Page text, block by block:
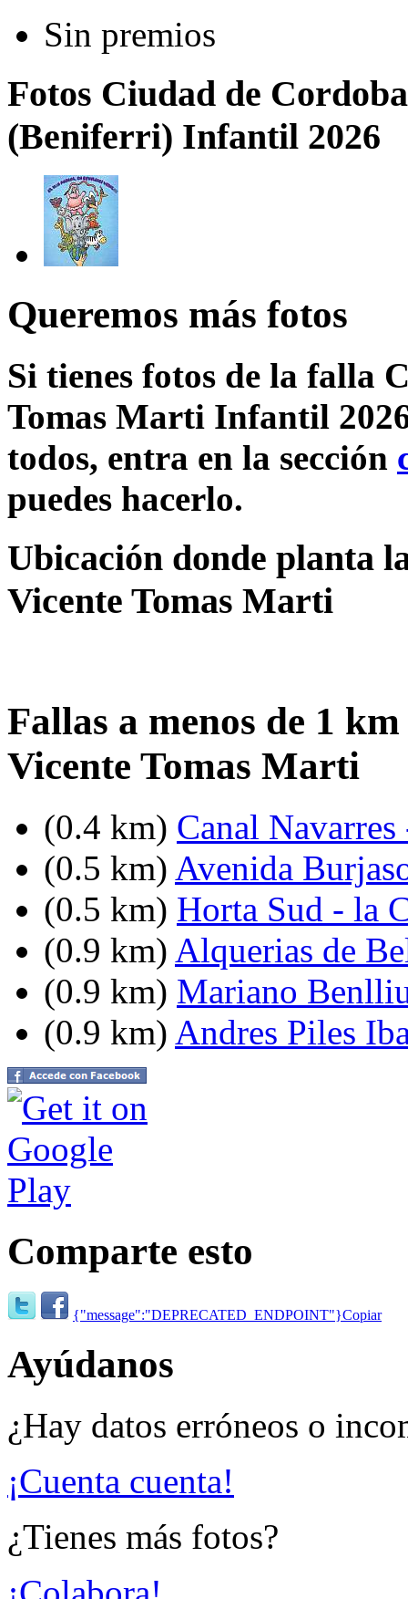
Sin premios
Fotos Ciudad de
(Beniferri) Infantil 2026
Queremos más fotos
Si tienes fotos de la falla
Tomas Marti Infantil
todos, entra en la sección
puedes hacerlo.
Ubicación donde planta
Vicente Tomas Marti
Fallas a menos de 1
Vicente Tomas Marti
(0.4 km) Canal
(0.5 km) Avenida
(0.5 km) Horta Sud - la
(0.9 km) Alquerias de
(0.9 km) Mariano
(0.9 km) Andres Piles
Comparte esto
{"message":"DEPRECATED_ENDPOINT"}Copiar
Ayúdanos
¿Hay datos erróneos o
¡Cuenta cuenta!
¿Tienes más fotos?